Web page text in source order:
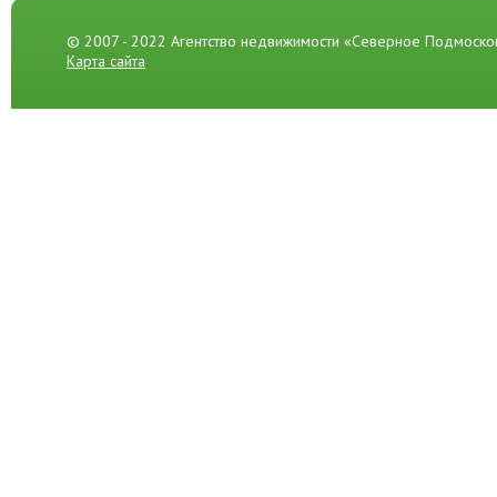
© 2007 - 2022 Агентство недвижимости «Северное
Карта сайта